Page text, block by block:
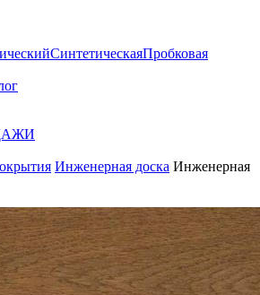
СинтетическаяПробковая
Инженерная доска Инженерная